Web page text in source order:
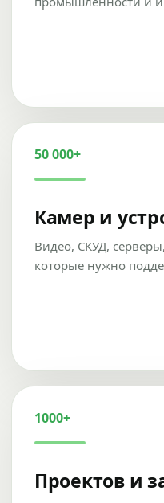
50 000+
Камер и
Видео, СКУД,
которые нужно
1000+
Проектов и